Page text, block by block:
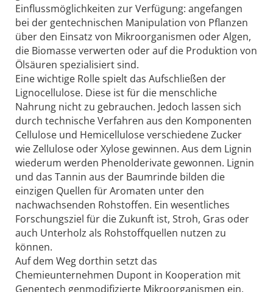
Einflussmöglichkeiten zur Verfügung: angefangen
bei der gentechnischen Manipulation von Pflanzen
über den Einsatz von Mikroorganismen oder Algen,
die Biomasse verwerten oder auf die Produktion von
Ölsäuren spezialisiert sind.
Eine wichtige Rolle spielt das Aufschließen der
Lignocellulose. Diese ist für die menschliche
Nahrung nicht zu gebrauchen. Jedoch lassen sich
durch technische Verfahren aus den Komponenten
Cellulose und Hemicellulose verschiedene Zucker
wie Zellulose oder Xylose gewinnen. Aus dem Lignin
wiederum werden Phenolderivate gewonnen. Lignin
und das Tannin aus der Baumrinde bilden die
einzigen Quellen für Aromaten unter den
nachwachsenden Rohstoffen. Ein wesentliches
Forschungsziel für die Zukunft ist, Stroh, Gras oder
auch Unterholz als Rohstoffquellen nutzen zu
können.
Auf dem Weg dorthin setzt das
Chemieunternehmen Dupont in Kooperation mit
Genentech genmodifizierte Mikroorganismen ein,